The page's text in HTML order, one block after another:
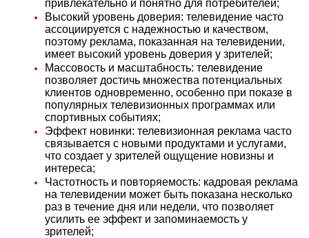
привлекательно и понятно для потребителей;
Высокий уровень доверия: телевидение часто
ассоциируется с надежностью и качеством,
поэтому реклама, показанная на телевидении,
имеет высокий уровень доверия у зрителей;
Массовость и масштабность: телевидение
позволяет достичь множества потенциальных
клиентов одновременно, особенно при показе в
популярных телевизионных программах или
спортивных событиях;
Эффект новинки: телевизионная реклама часто
связывается с новыми продуктами и услугами,
что создает у зрителей ощущение новизны и
интереса;
Частотность и повторяемость: кадровая реклама
на телевидении может быть показана несколько
раз в течение дня или недели, что позволяет
усилить ее эффект и запоминаемость у
зрителей;